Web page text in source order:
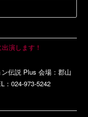
演します！
伝説 Plus 会場：郡山
：024-973-5242